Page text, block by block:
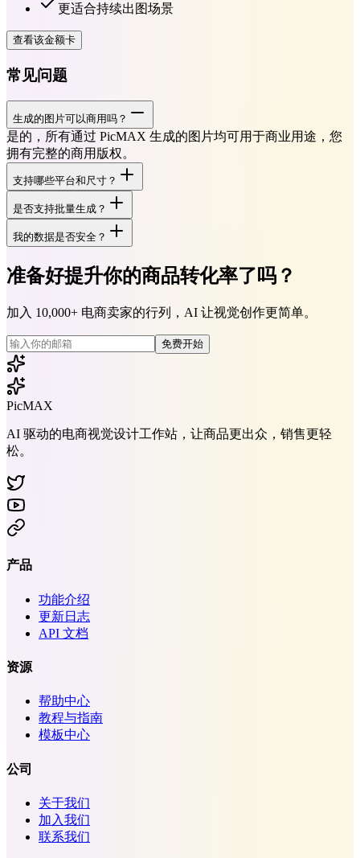
更适合持续出图场景
查看该金额卡
常见问题
生成的图片可以商用吗？
是的，所有通过 PicMAX 生成的图片均可用于商业用途，您
拥有完整的商用版权。
支持哪些平台和尺寸？
是否支持批量生成？
我的数据是否安全？
准备好提升你的商品转化率了吗？
加入 10,000+ 电商卖家的行列，AI 让视觉创作更简单。
免费开始
PicMAX
AI 驱动的电商视觉设计工作站，让商品更出众，销售更轻
松。
产品
功能介绍
更新日志
API 文档
资源
帮助中心
教程与指南
模板中心
公司
关于我们
加入我们
联系我们